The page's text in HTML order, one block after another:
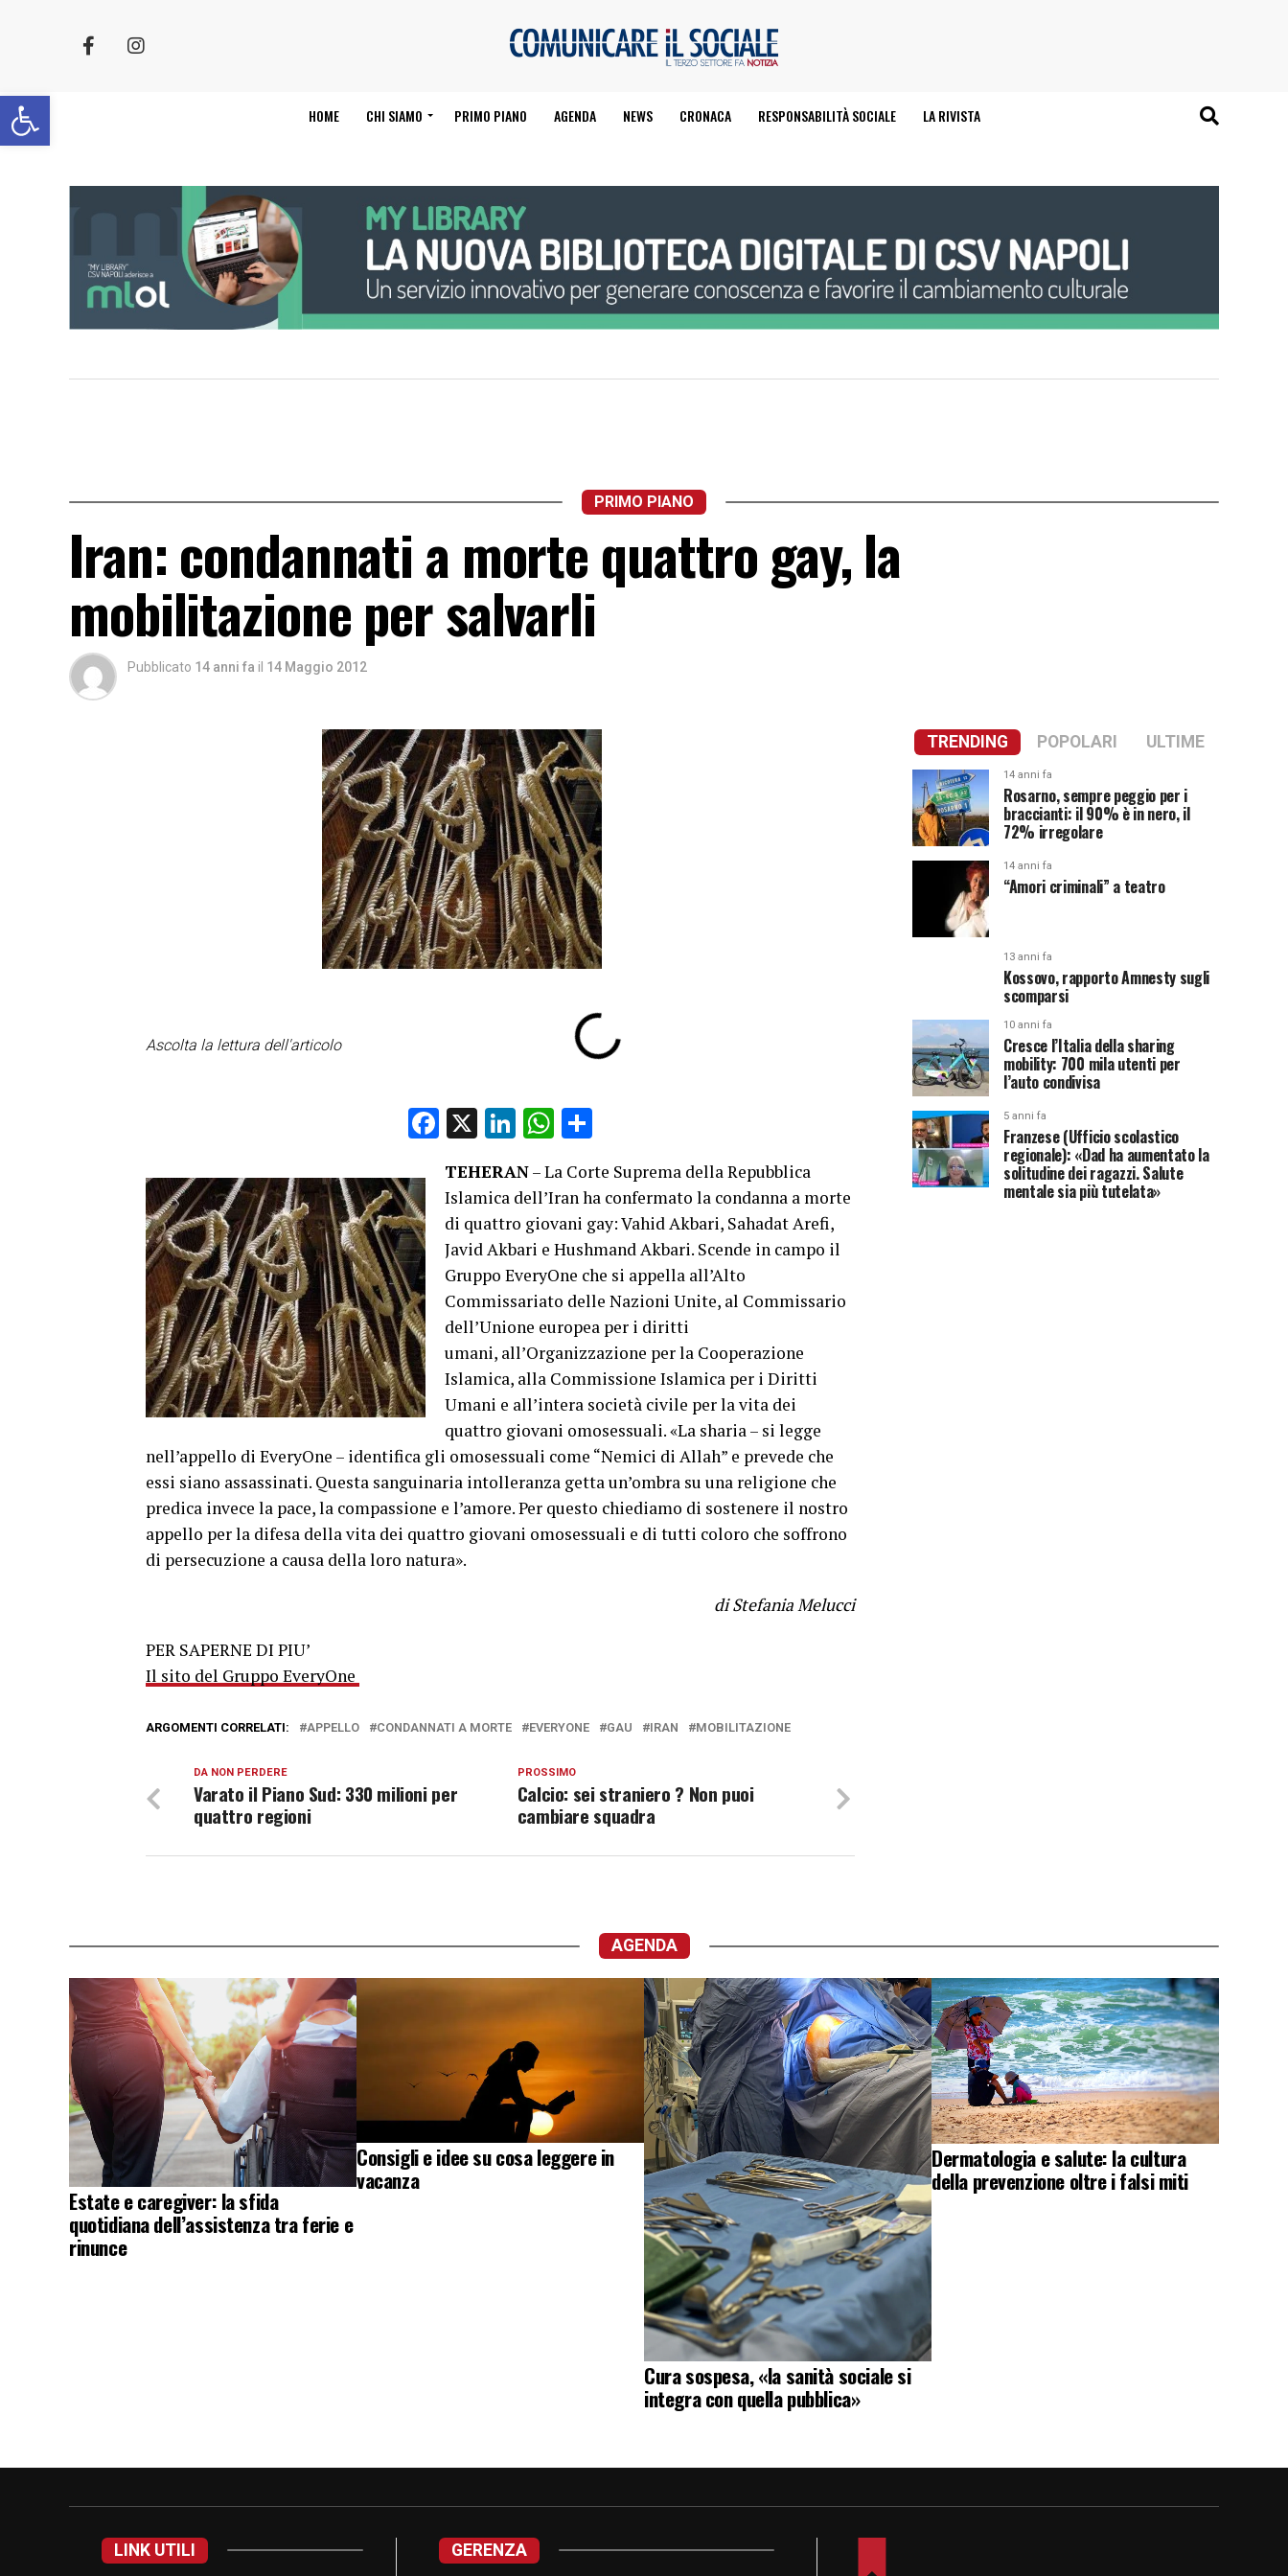
Apri la barra degli strumenti HOME CHI SIAMO PRIMO PIANO AGENDA NEWS CRONACA RESPONSABILITÀ SOCIALE LA RIVISTA
PRIMO PIANO
Iran: condannati a morte quattro gay, la
mobilitazione per salvarli
Pubblicato 14 anni fa il 14 Maggio 2012
Ascolta la lettura dell'articolo
Facebook
X LinkedIn
WhatsApp
TEHERAN– La Corte Suprema della Repubblica
Islamica dell’Iran ha confermato la condanna a morte
di quattro giovani gay: Vahid Akbari, Sahadat Arefi,
Javid Akbari e Hushmand Akbari. Scende in campo il
Gruppo EveryOne che si appella all’Alto
Commissariato delle Nazioni Unite, al Commissario
dell’Unione europea per i diritti
umani, all’Organizzazione per la Cooperazione
Islamica, alla Commissione Islamica per i Diritti
Umani e all’intera società civile per la vita dei
quattro giovani omosessuali. «La sharia – si legge
nell’appello di EveryOne – identifica gli omosessuali come “Nemici di Allah” e prevede che
essi siano assassinati. Questa sanguinaria intolleranza getta un’ombra su una religione che
predica invece la pace, la compassione e l’amore. Per questo chiediamo di sostenere il nostro
appello per la difesa della vita dei quattro giovani omosessuali e di tutti coloro che soffrono
di persecuzione a causa della loro natura».
di Stefania Melucci
PER SAPERNE DI PIU’
Il sito del Gruppo EveryOne
ARGOMENTI CORRELATI: APPELLO CONDANNATI A MORTE EVERYONE GAU IRAN MOBILITAZIONE
PROSSIMO
Calcio: sei straniero ? Non puoi
cambiare squadra
DA NON PERDERE
Varato il Piano Sud: 330 milioni per
quattro regioni
TRENDING POPOLARI ULTIME
14 anni fa
Rosarno, sempre peggio per i
braccianti: il 90% è in nero, il
72% irregolare
14 anni fa
“Amori criminali” a teatro
13 anni fa
Kossovo, rapporto Amnesty sugli
scomparsi
10 anni fa
Cresce l’Italia della sharing
mobility: 700 mila utenti per
l’auto condivisa
5 anni fa
Franzese (Ufficio scolastico
regionale): «Dad ha aumentato la
solitudine dei ragazzi. Salute
mentale sia più tutelata»
AGENDA
Estate e caregiver: la sfida
quotidiana dell’assistenza tra ferie e
rinunce
Consigli e idee su cosa leggere in
vacanza
Cura sospesa, «la sanità sociale si
integra con quella pubblica»
Dermatologia e salute: la cultura
della prevenzione oltre i falsi miti
LINK UTILI GERENZA